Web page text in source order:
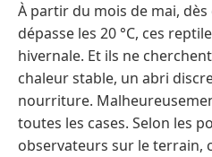
À partir du mois de mai,
dépasse les 20 °C, ces
hivernale. Et ils ne
chaleur stable, un abri
nourriture.
toutes les cases. Selon les
observateurs sur le terrain,